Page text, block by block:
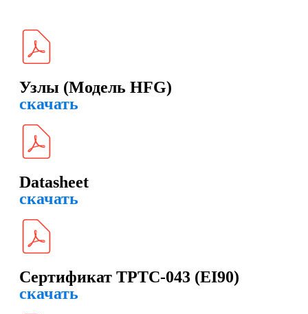
Узлы (Модель HFG)
скачать
Datasheet
скачать
Сертификат ТРТС-043 (EI90)
скачать